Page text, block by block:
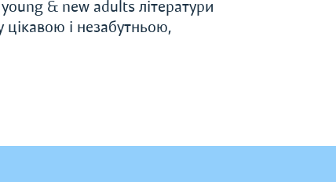
& new adults літератури
і незабутньою,